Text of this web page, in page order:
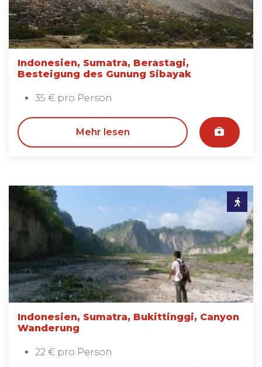
Indonesien, Sumatra, Berastagi,
Besteigung des Gunung Sibayak
35 € pro Person
Mehr lesen
Indonesien, Sumatra, Bukittinggi, Canyon
Wanderung
22 € pro Person